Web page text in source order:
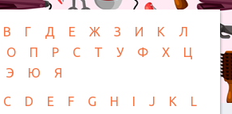
В Г Д Е Ж З И К
Л
О П Р С Т У Ф Х
Ц
Э Ю
Я
C D E F G H I J K
L